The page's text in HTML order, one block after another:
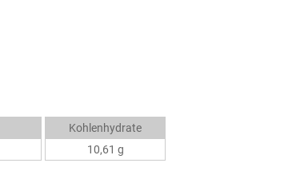
Kohlenhydrate
10,61 g